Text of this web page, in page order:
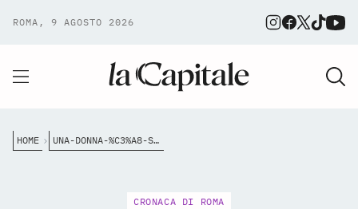
ROMA, 9 AGOSTO 2026
HOME UNA-DONNA-%C3%A8-STATA-ACCOLTELLATA-SUL-RACCORDO-%C3%A8-STATO-IL-MIO-COMPAGNO
CRONACA DI ROMA